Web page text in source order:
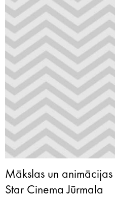
Mākslas un
Star Cinema Jūrmala